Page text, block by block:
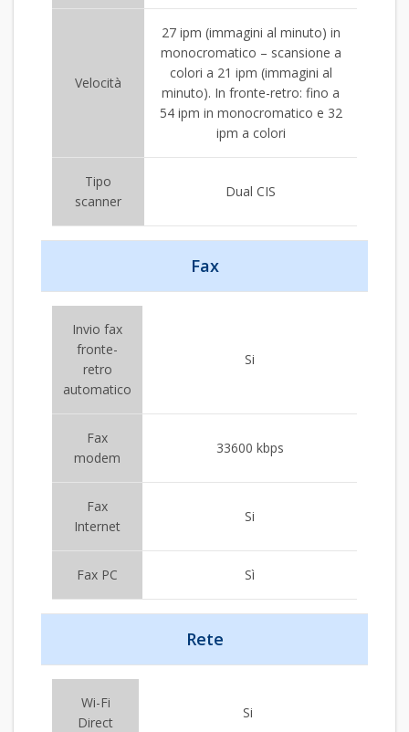
Velocità
27 ipm (immagini al minuto) in
monocromatico – scansione a
colori a 21 ipm (immagini al
minuto). In fronte-retro: fino a
54 ipm in monocromatico e 32
ipm a colori
Tipo
scanner
Dual CIS
Fax
Invio fax
fronte-
retro
automatico
Si
Fax
modem
33600 kbps
Fax
Internet
Si
Fax PC Sì
Rete
Wi-Fi
Direct
Si